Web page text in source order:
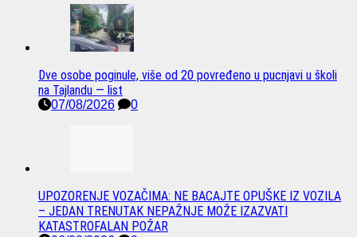
Dve osobe poginule, više od 20 povređeno u pucnjavi u školi
na Tajlandu — list
07/08/2026 0
UPOZORENJE VOZAČIMA: NE BACAJTE OPUŠKE IZ VOZILA
– JEDAN TRENUTAK NEPAŽNJE MOŽE IZAZVATI
KATASTROFALAN POŽAR